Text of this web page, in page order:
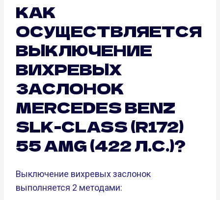
КАК
ОСУЩЕСТВЛЯЕТСЯ
ВЫКЛЮЧЕНИЕ
ВИХРЕВЫХ
ЗАСЛОНОК
MERCEDES BENZ
SLK-CLASS (R172)
55 AMG (422 Л.С.)?
Выключение вихревых заслонок
выполняется 2 методами: